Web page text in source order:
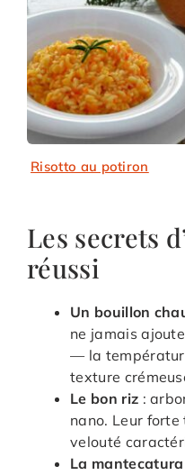
Risotto au potiron
Les secrets
réussi
Un bouillon
ne jamais
— la
texture
Le bon riz :
nano. Leur forte
velouté
La mantecatura